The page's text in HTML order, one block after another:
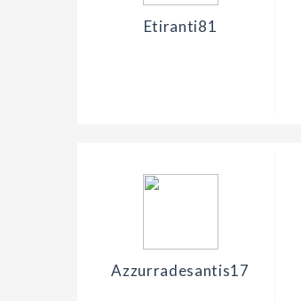
Etiranti81
Azzurradesantis17